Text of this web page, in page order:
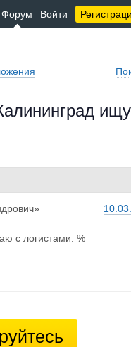
Форум Войти
ищу
с логистами. %